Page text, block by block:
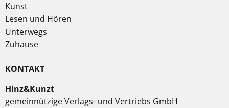
Kunst
Lesen und Hören
Unterwegs
Zuhause
KONTAKT
Hinz&Kunzt
gemeinnützige Verlags- und Vertriebs GmbH